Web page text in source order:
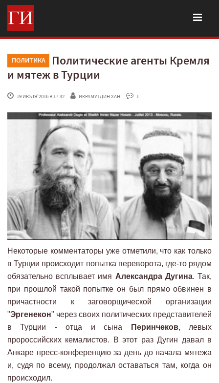
ПОЛИТИКА
Политические агенты Кремля
и мятеж в Турции
19 ИЮЛЯ'2016 В 17:32 ИКРАМУТДИН ХАН 1
Некоторые комментаторы уже отметили, что как только
в Турции происходит попытка переворота, где-то рядом
обязательно всплывает имя Александра Дугина. Так,
при прошлой такой попытке он был прямо обвинен в
причастности к заговорщической организации
"Эргенекон" через своих политических представителей
в Турции - отца и сына
Перинчеков, левых
пророссийских кемалистов. В этот раз Дугин давал в
Анкаре пресс-конференцию за день до начала мятежа
и, судя по всему, продолжал оставаться там, когда он
происходил.